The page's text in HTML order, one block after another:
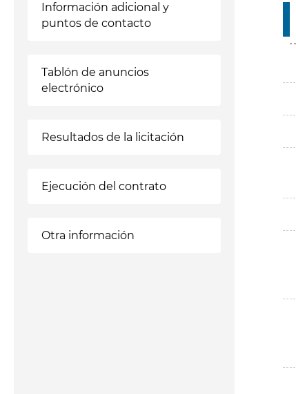
Información adicional y
puntos de contacto
Tablón de anuncios
electrónico
Resultados de la licitación
Ejecución del contrato
Otra información